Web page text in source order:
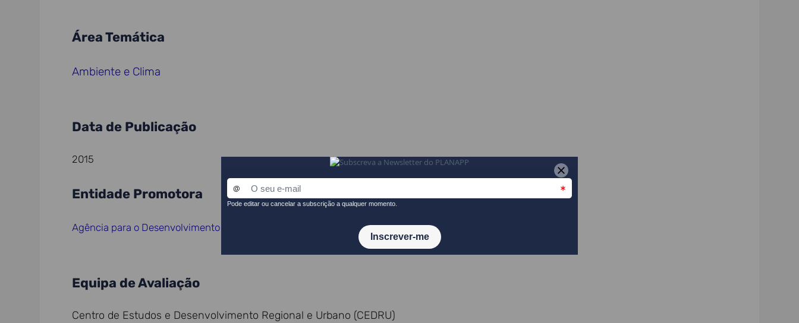
Área Temática
Ambiente e Clima
Data de Publicação
2015
Entidade Promotora
Agência para o Desenvolvimento e Coesão (AD&C)
Equipa de Avaliação
Centro de Estudos e Desenvolvimento Regional e Urbano (CEDRU)